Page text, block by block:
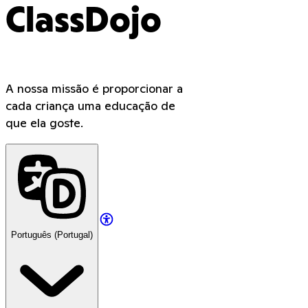
ClassDojo
A nossa missão é proporcionar a
cada criança uma educação de
que ela goste.
Português (Portugal)